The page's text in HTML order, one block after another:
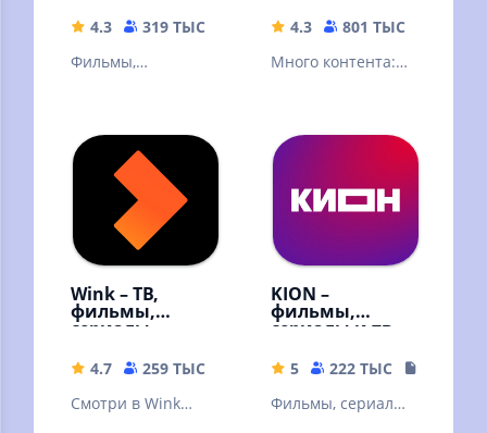
4.3 319 ТЫС
49.9 MB
Фильмы,
мультфильмы и ТВ-
каналы онлайн в
высоком качестве!
4.3 801 ТЫС
Много контента:
прямые эфиры,
сериалы и шоу
Wink – ТВ,
фильмы,
сериалы
4.7 259 ТЫС
59.68 MB
Смотри в Wink
KION –
фильмы,
сериалы и тв
5 222 ТЫС
Фильмы, сериалы